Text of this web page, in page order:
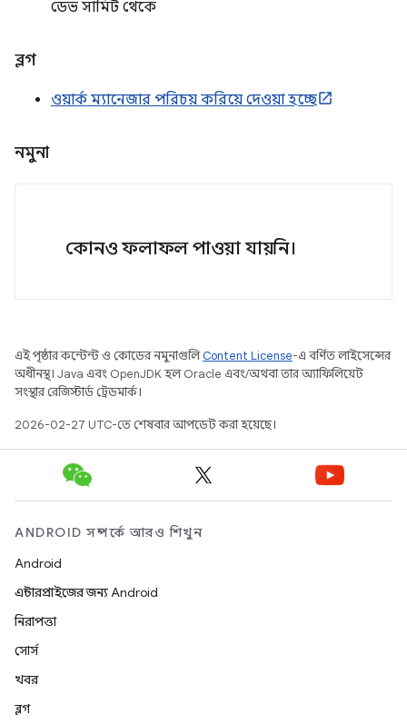
ডেভ সামিট থেকে
ব্লগ
ওয়ার্ক ম্যানেজার পরিচয় করিয়ে দেওয়া হচ্ছে
নমুনা
কোনও ফলাফল পাওয়া যায়নি।
এই পৃষ্ঠার কন্টেন্ট ও কোডের নমুনাগুলিContent License-এ বর্ণিত লাইসেন্সের
অধীনস্থ। Java এবং OpenJDK হল Oracle এবং/অথবা তার অ্যাফিলিয়েট
সংস্থার রেজিস্টার্ড ট্রেডমার্ক।
2026-02-27 UTC-তে শেষবার আপডেট করা হয়েছে।
ANDROID সম্পর্কে আরও শিখুন
Android
এন্টারপ্রাইজের জন্য Android
নিরাপত্তা
সোর্স
খবর
ব্লগ